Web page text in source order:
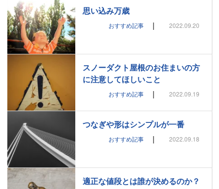
思い込み万歳
おすすめ記事 | 2022.09.20
スノーダクト屋根のお住まいの方
に注意してほしいこと
おすすめ記事 | 2022.09.19
つなぎや形はシンプルが一番
おすすめ記事 | 2022.09.18
適正な値段とは誰が決めるのか？